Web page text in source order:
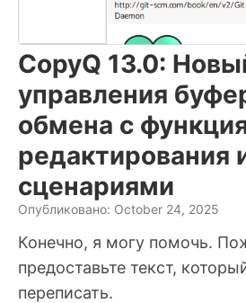
CopyQ 13.0:
управления
обмена с
редактирования
сценариями
Опубликовано: October 24, 2025
Конечно, я могу помочь.
предоставьте текст,
переписать.